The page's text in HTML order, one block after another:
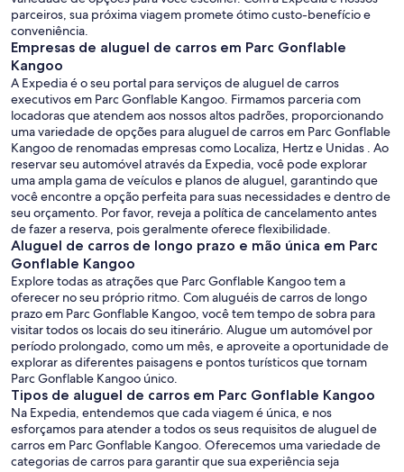
parceiros, sua próxima viagem promete ótimo custo-benefício e
conveniência.
Empresas de aluguel de carros em Parc Gonflable
Kangoo
A Expedia é o seu portal para serviços de aluguel de carros
executivos em Parc Gonflable Kangoo. Firmamos parceria com
locadoras que atendem aos nossos altos padrões, proporcionando
uma variedade de opções para aluguel de carros em Parc Gonflable
Kangoo de renomadas empresas como Localiza, Hertz e Unidas . Ao
reservar seu automóvel através da Expedia, você pode explorar
uma ampla gama de veículos e planos de aluguel, garantindo que
você encontre a opção perfeita para suas necessidades e dentro de
seu orçamento. Por favor, reveja a política de cancelamento antes
de fazer a reserva, pois geralmente oferece flexibilidade.
Aluguel de carros de longo prazo e mão única em Parc
Gonflable Kangoo
Explore todas as atrações que Parc Gonflable Kangoo tem a
oferecer no seu próprio ritmo. Com aluguéis de carros de longo
prazo em Parc Gonflable Kangoo, você tem tempo de sobra para
visitar todos os locais do seu itinerário. Alugue um automóvel por
período prolongado, como um mês, e aproveite a oportunidade de
explorar as diferentes paisagens e pontos turísticos que tornam
Parc Gonflable Kangoo único.
Tipos de aluguel de carros em Parc Gonflable Kangoo
Na Expedia, entendemos que cada viagem é única, e nos
esforçamos para atender a todos os seus requisitos de aluguel de
carros em Parc Gonflable Kangoo. Oferecemos uma variedade de
categorias de carros para garantir que sua experiência seja